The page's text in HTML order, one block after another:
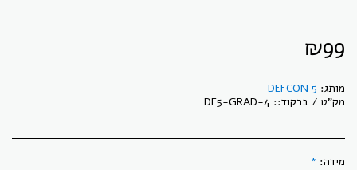
₪99
מותג: DEFCON 5
מק"ט / ברקוד:: DF5-GRAD-4
מידה: *